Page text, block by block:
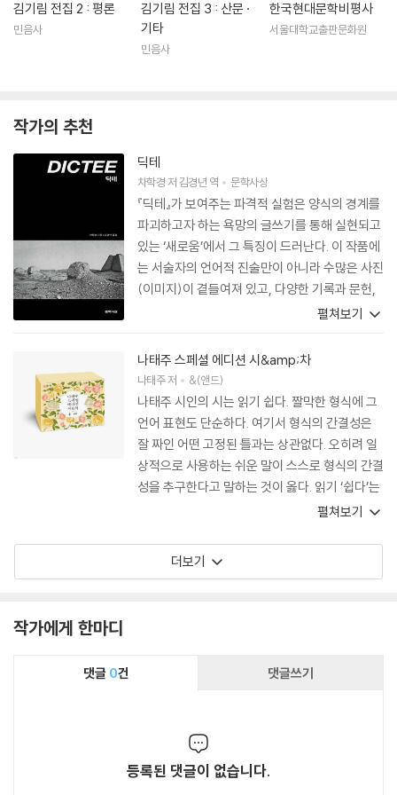
김기림 전집 2 : 평론
민음사
김기림 전집 3 : 산문 ·
기타
민음사
한국현대문학비평사
서울대학교출판문화원
작가의 추천
딕테
차학경저김경년 역 문학사상
『딕테』가 보여주는 파격적 실험은 양식의 경계를
파괴하고자 하는 욕망의 글쓰기를 통해 실현되고
있는 ‘새로움’에서 그 특징이 드러난다. 이 작품에
는 서술자의 언어적 진술만이 아니라 수많은 사진
(이미지)이 곁들여져 있고, 다양한 기록과 문헌,
시와 소설 등에서 인용된 타자의 텍스트가 포함된
니라 영어와 불어로 된 텍스트를 섞어놓기도 한
다. 이 혼성의 텍스트는 자체 내에서 서로 충돌하
기도 하고 갈등하기도 하면서 하나의 상호텍스트
적 공간을 구성한다. 그러므로 이 책은 신화의 세
계에서부터 20세기 후반의 현실에 이르기까지
다양하게 전개된 이야기를 차학경의 스타일로 ‘받
아쓰기’ 한 결과물이라고 할 수 있다.
펼쳐보기
나태주 스페셜 에디션 시&amp;차
나태주저 &(앤드)
나태주 시인의 시는 읽기 쉽다. 짤막한 형식에 그
언어 표현도 단순하다. 여기서 형식의 간결성은
잘 짜인 어떤 고정된 틀과는 상관없다. 오히려 일
상적으로 사용하는 쉬운 말이 스스로 형식의 간결
성을 추구한다고 말하는 것이 옳다. 읽기 ‘쉽다’는
말은 읽기 편하다는 뜻으로 보아도 된다. 시적 공
펼쳐보기
더보기
작가에게 한마디
댓글 0건 댓글쓰기
등록된 댓글이 없습니다.